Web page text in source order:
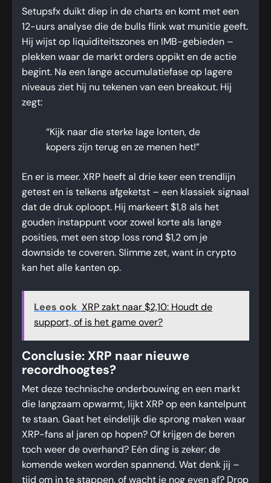
Setupsfx duikt diep in de charts en komt met een
12-uurs analyse die de bulls flink wat munitie geeft.
Hij wijst op liquiditeitszones en IMB-gebieden –
plekken waar de markt orders oppikt en de actie
begint. Na een lange accumulatiefase op lagere
niveaus ziet hij nu tekenen van een breakout. Hij
zegt:
“Kijk naar die sterke lage lonten, de
kopers zijn terug en ze menen het!”
En er is meer. XRP heeft al drie keer een trendlijn
getest en is telkens afgeketst – een klassiek signaal
dat de druk oploopt. Hij markeert $1,8 als het
gouden instappunt voor zowel korte als lange
posities, met een stop loss rond $1,2 om je
downside te coveren. Slimme zet, want in crypto
kan het alle kanten op.
Lees ook XRP zakt naar $2,10: Houdt de
support, of is het game over?
Conclusie: XRP naar nieuwe
recordhoogtes?
Met deze technische onderbouwing en een markt
die langzaam opwarmt, lijkt XRP op een kantelpunt
te staan. Gaat het eindelijk die sprong maken waar
XRP-fans al jaren op hopen? Of krijgen de beren
toch weer de overhand? Eén ding is zeker: de
komende weken worden spannend. Wat denk jij –
tijd om in te stappen, of wacht je nog even af? Drop